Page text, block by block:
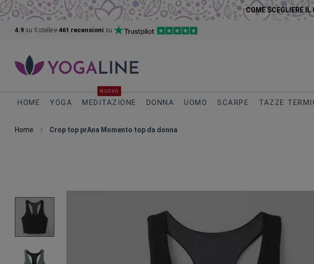
COME SCEGLIERE IL
4.9 su 5 stelle e 461 recensioni su
HOME YOGA MEDITAZIONE
NUOVO
DONNA UOMO SCARPE TAZZE
Home Crop top prAna Momento top da donna
galleria
immagini